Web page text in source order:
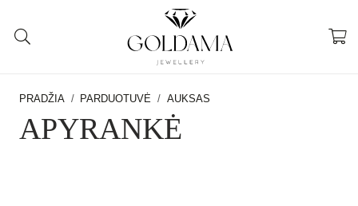
PRADŽIA / PARDUOTUVĖ / AUKSAS
APYRANKĖ